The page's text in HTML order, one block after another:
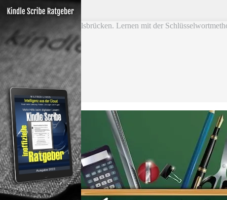
Skip to main content
Vokabel Lernen mit Eselsbrücken. Lernen mit der
Bestseller
Etsy-Shop
Fire Tablets Kids
T-Shirts
Blog
Lerntipps
Produkte